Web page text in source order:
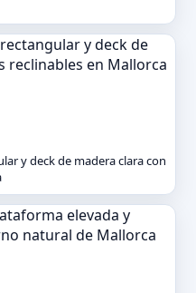
y deck de madera clara con